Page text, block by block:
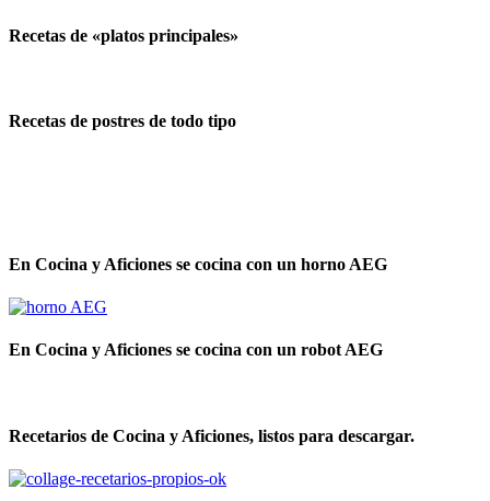
Recetas de «platos principales»
Recetas de postres de todo tipo
En Cocina y Aficiones se cocina con un horno AEG
En Cocina y Aficiones se cocina con un robot AEG
Recetarios de Cocina y Aficiones, listos para descargar.